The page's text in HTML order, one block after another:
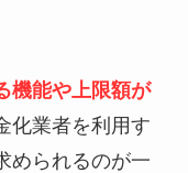
機能や上限額が
化業者を利用す
められるのが一